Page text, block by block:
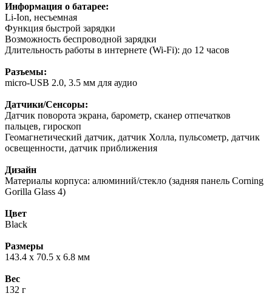
Информация о батарее:
Li-Ion, несъемная
Функция быстрой зарядки
Возможность беспроводной зарядки
Длительность работы в интернете (Wi-Fi): до 12 часов
Разъемы:
micro-USB 2.0, 3.5 мм для аудио
Датчики/Сенсоры:
Датчик поворота экрана, барометр, сканер отпечатков
пальцев, гироскоп
Геомагнетический датчик, датчик Холла, пульсометр, датчик
освещенности, датчик приближения
Дизайн
Материалы корпуса: алюминий/стекло (задняя панель Corning
Gorilla Glass 4)
Цвет
Black
Размеры
143.4 x 70.5 x 6.8 мм
Вес
132 г